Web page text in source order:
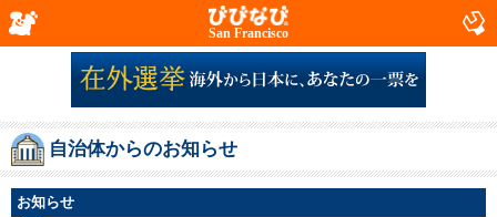
San Francisco
自治体からのお知らせ
お知らせ